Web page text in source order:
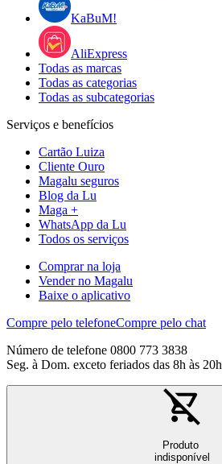
KaBuM!
AliExpress
Todas as marcas
Todas as categorias
Todas as subcategorias
Serviços e benefícios
Cartão Luiza
Cliente Ouro
Magalu seguros
Blog da Lu
Maga +
WhatsApp da Lu
Todos os serviços
Comprar na loja
Vender no Magalu
Baixe o aplicativo
Compre pelo telefoneCompre pelo chat
Número de telefone 0800 773 3838
Seg. à Dom. exceto feriados das 8h às 20h
Produto
indisponível